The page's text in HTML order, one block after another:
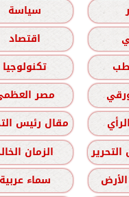
سياسة
اقتصاد
تكنولوجيا
مصر
مقال رئيس
الزمان
سماء عربية